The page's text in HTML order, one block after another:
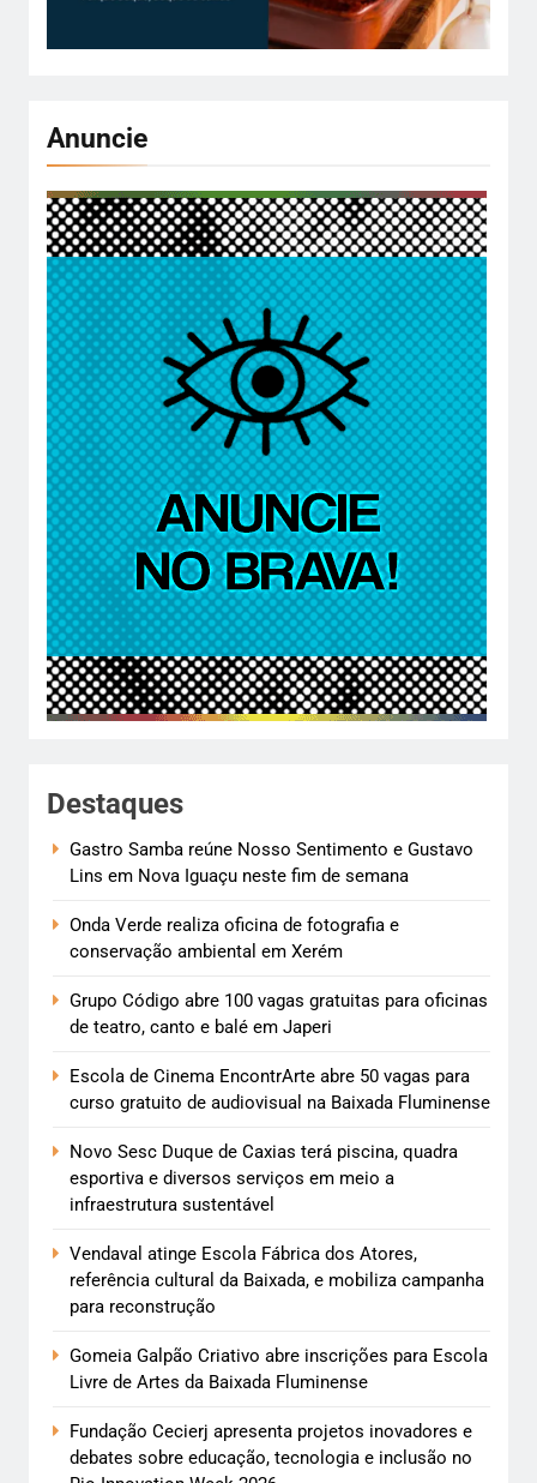
Anuncie
Destaques
Gastro Samba reúne Nosso Sentimento e Gustavo
Lins em Nova Iguaçu neste fim de semana
Onda Verde realiza oficina de fotografia e
conservação ambiental em Xerém
Grupo Código abre 100 vagas gratuitas para oficinas
de teatro, canto e balé em Japeri
Escola de Cinema EncontrArte abre 50 vagas para
curso gratuito de audiovisual na Baixada Fluminense
Novo Sesc Duque de Caxias terá piscina, quadra
esportiva e diversos serviços em meio a
infraestrutura sustentável
Vendaval atinge Escola Fábrica dos Atores,
referência cultural da Baixada, e mobiliza campanha
para reconstrução
Gomeia Galpão Criativo abre inscrições para Escola
Livre de Artes da Baixada Fluminense
Fundação Cecierj apresenta projetos inovadores e
debates sobre educação, tecnologia e inclusão no